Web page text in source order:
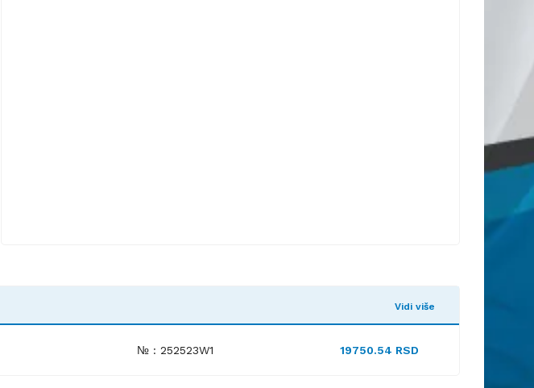
Vidi više
№ : 252523W1 19750.54 RSD